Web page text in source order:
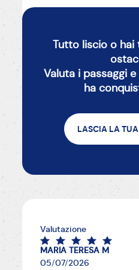
Tutto liscio o
Valuta i passaggi
ha
LASCIA LA
Valutazione
MARIA TERESA M
05/07/2026